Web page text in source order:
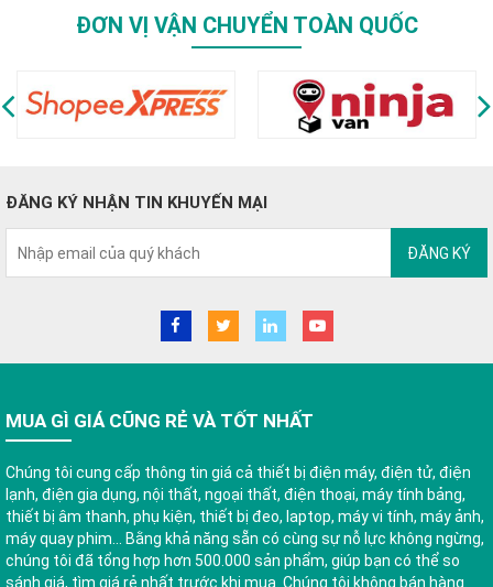
ĐƠN VỊ VẬN CHUYỂN TOÀN QUỐC
ĐĂNG KÝ NHẬN TIN KHUYẾN MẠI
ĐĂNG KÝ
MUA GÌ GIÁ CŨNG RẺ VÀ TỐT NHẤT
Chúng tôi cung cấp thông tin giá cả thiết bị điện máy, điện tử, điện
lạnh, điện gia dụng, nội thất, ngoại thất, điện thoại, máy tính bảng,
thiết bị âm thanh, phụ kiện, thiết bị đeo, laptop, máy vi tính, máy ảnh,
máy quay phim... Bằng khả năng sẵn có cùng sự nỗ lực không ngừng,
chúng tôi đã tổng hợp hơn 500.000 sản phẩm, giúp bạn có thể so
sánh giá, tìm giá rẻ nhất trước khi mua. Chúng tôi không bán hàng.